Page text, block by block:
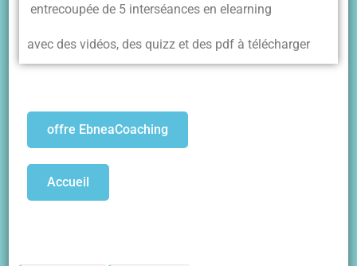
entrecoupée de 5 interséances en elearning
avec des vidéos, des quizz et des pdf à télécharger
offre EbneaCoaching
Accueil